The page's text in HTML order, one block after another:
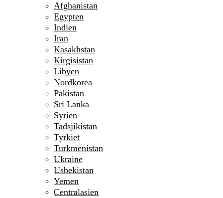
Afghanistan
Egypten
Indien
Iran
Kasakhstan
Kirgisistan
Libyen
Nordkorea
Pakistan
Sri Lanka
Syrien
Tadsjikistan
Tyrkiet
Turkmenistan
Ukraine
Usbekistan
Yemen
Centralasien